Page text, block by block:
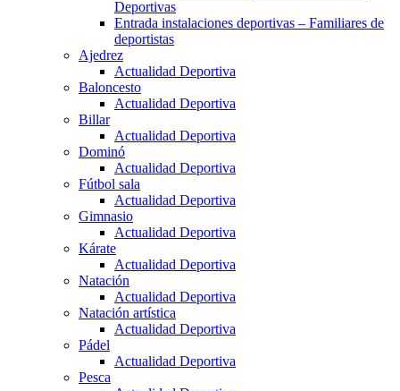
Deportivas
Entrada instalaciones deportivas – Familiares de
deportistas
Ajedrez
Actualidad Deportiva
Baloncesto
Actualidad Deportiva
Billar
Actualidad Deportiva
Dominó
Actualidad Deportiva
Fútbol sala
Actualidad Deportiva
Gimnasio
Actualidad Deportiva
Kárate
Actualidad Deportiva
Natación
Actualidad Deportiva
Natación artística
Actualidad Deportiva
Pádel
Actualidad Deportiva
Pesca